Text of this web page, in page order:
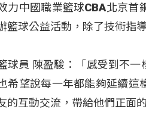
力中國職業籃球CBA北京
籃球公益活動，除了技術指
球員 陳盈駿：「感受到不一
希望說每一年都能夠延續這
的互動交流，帶給他們正面的